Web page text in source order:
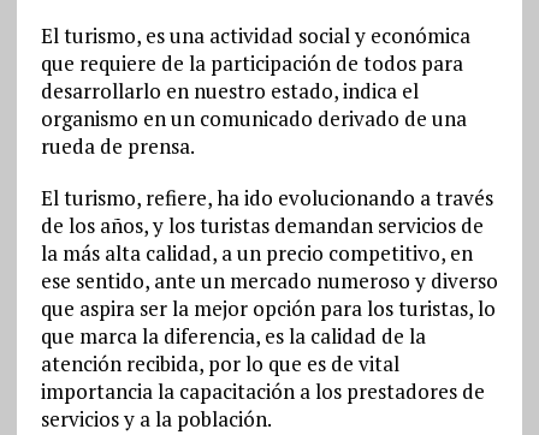
El turismo, es una actividad social y económica
que requiere de la participación de todos para
desarrollarlo en nuestro estado, indica el
organismo en un comunicado derivado de una
rueda de prensa.
El turismo, refiere, ha ido evolucionando a través
de los años, y los turistas demandan servicios de
la más alta calidad, a un precio competitivo, en
ese sentido, ante un mercado numeroso y diverso
que aspira ser la mejor opción para los turistas, lo
que marca la diferencia, es la calidad de la
atención recibida, por lo que es de vital
importancia la capacitación a los prestadores de
servicios y a la población.